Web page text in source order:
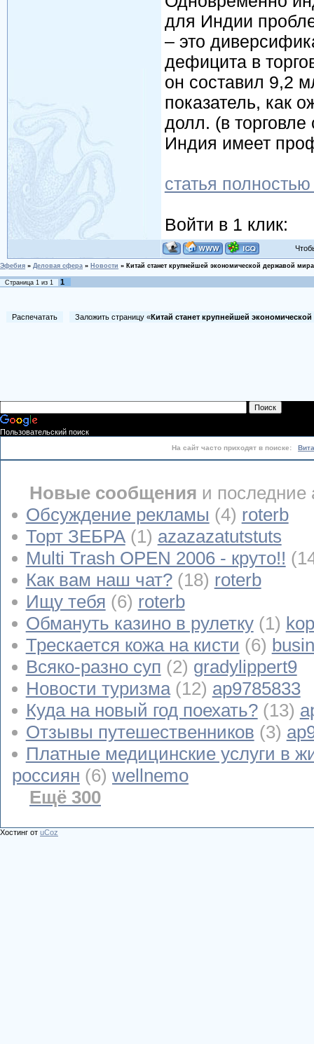
для Индии
– это
дефицита в
он составил 9,2
показатель, как
долл. (в
Индия имеет
статья
Войти в 1 клик:
Эфебия » Деловая сфера » Новости » Китай станет крупнейшей экономической державой мира
Страница 1 из 1 1
Распечатать Заложить страницу «Китай станет крупнейшей
Пользовательский поиск
На сайт часто приходят в поиске:
Новые сообщения и последние
Обсуждение рекламы (4) roterb
Торт ЗЕБРА (1) azazazatutstuts
Multi Trash OPEN 2006 - круто!!
Как вам наш чат? (18) roterb
Ищу тебя (6) roterb
Обмануть казино в рулетку (1)
Трескается кожа на кисти (6)
Всяко-разно суп (2) gradylippert9
Новости туризма (12) ap9785833
Куда на новый год поехать? (13)
Отзывы путешественников (3)
Платные медицинские услуги в
россиян (6) wellnemo
Ещё 300
Хостинг от uCoz